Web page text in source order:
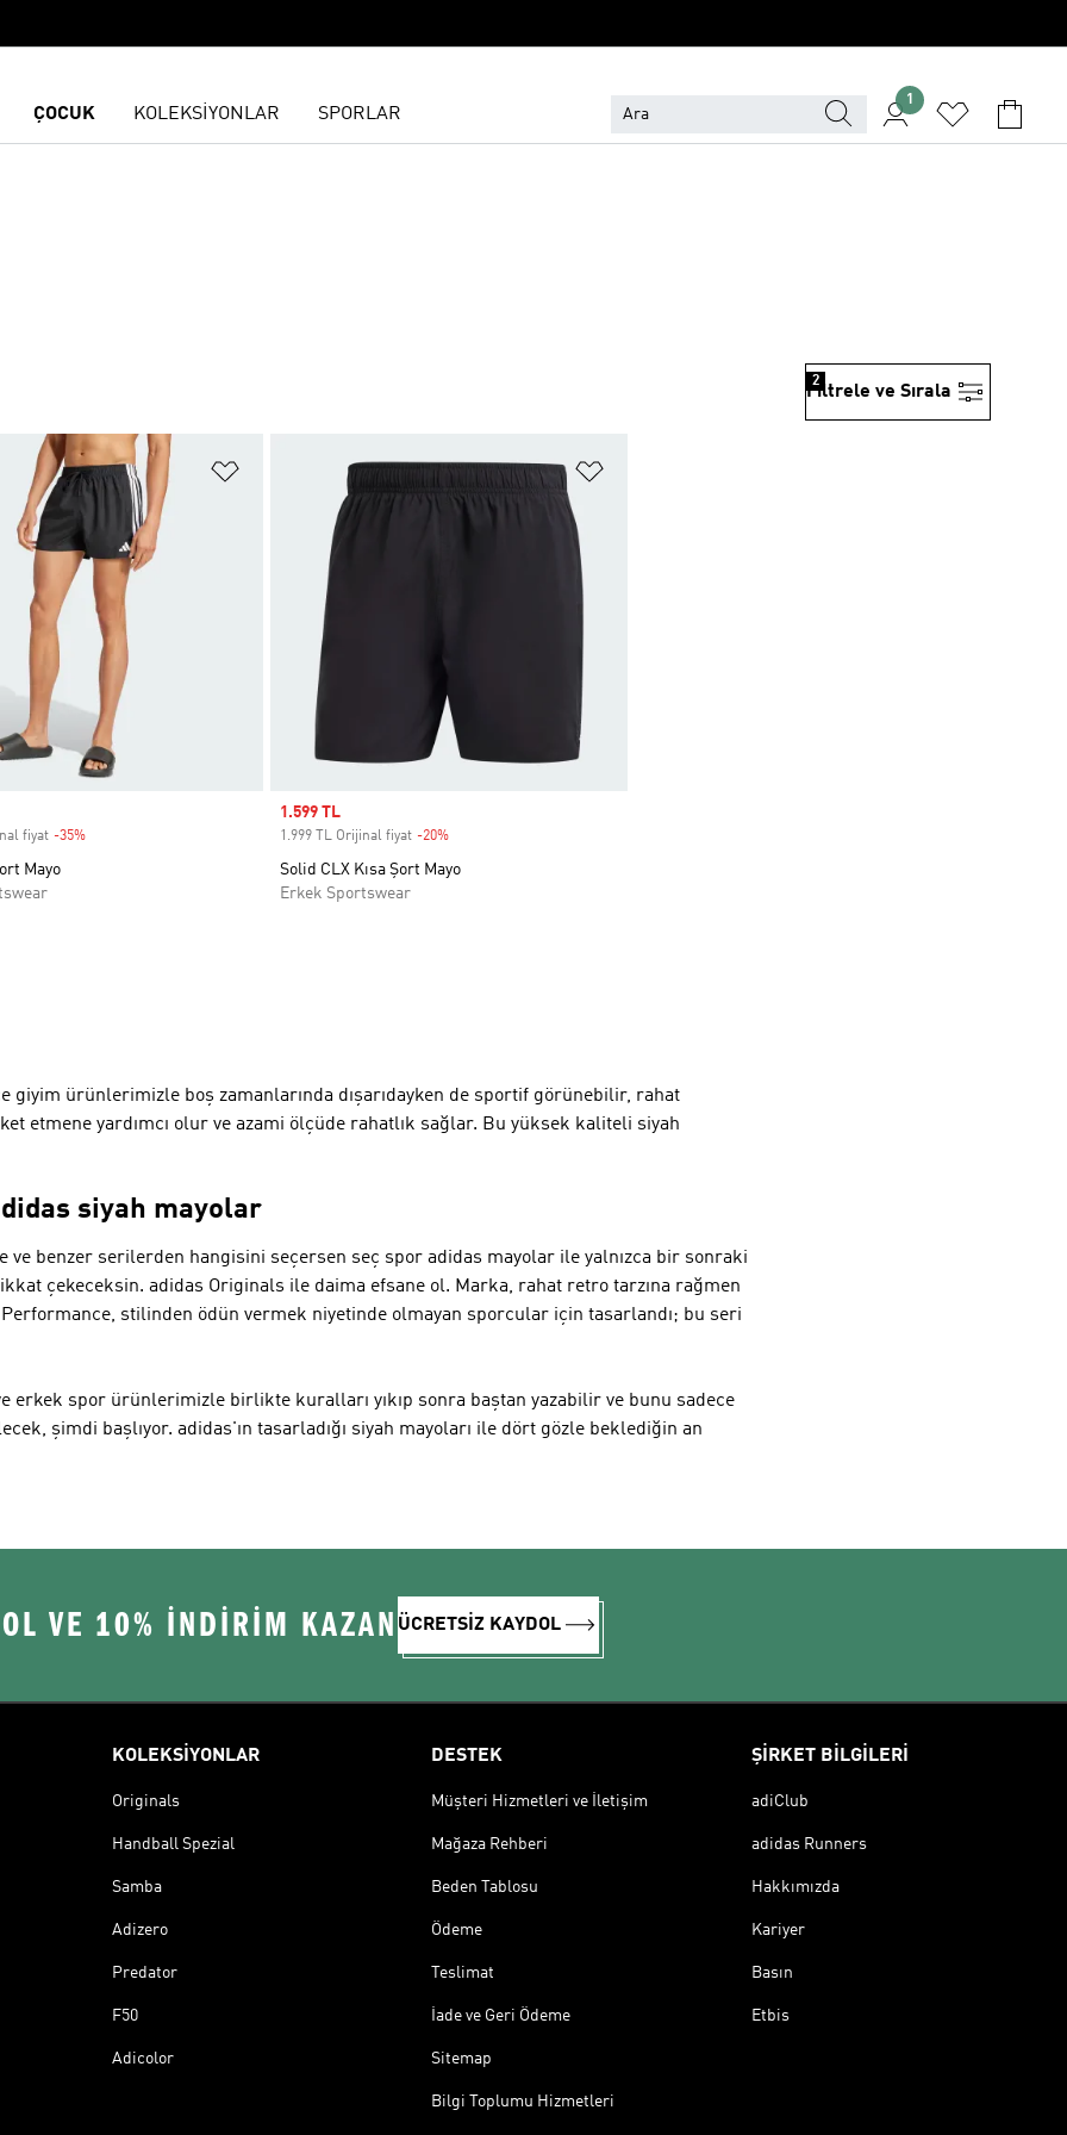
ÇOCUK KOLEKSİYONLAR SPORLAR
1
Filtrele ve Sırala
2
Ekle Favori Listesine Ekle
fiyat -35%Discount
Mayo
Sale price
1.599 TL
1.999 TL Orijinal fiyat -20%
Solid CLX Kısa Şort Mayo
Erkek Sportswear
ürünlerimizle boş zamanlarında dışarıdayken de sportif görünebilir, rahat
etmene yardımcı olur ve azami ölçüde rahatlık sağlar. Bu yüksek kaliteli siyah
siyah mayolar
ve benzer serilerden hangisini seçersen seç spor adidas mayolar ile yalnızca bir sonraki
çekeceksin. adidas Originals ile daima efsane ol. Marka, rahat retro tarzına rağmen
Performance, stilinden ödün vermek niyetinde olmayan sporcular için tasarlandı; bu seri
erkek spor ürünlerimizle birlikte kuralları yıkıp sonra baştan yazabilir ve bunu sadece
şimdi başlıyor. adidas'ın tasarladığı siyah mayoları ile dört gözle beklediğin an
VE 10% İNDİRİM KAZAN ÜCRETSİZ KAYDOL
KOLEKSİYONLAR
Originals
Handball Spezial
Samba
Adizero
Predator
F50
Adicolor
DESTEK
Müşteri Hizmetleri ve İletişim
Mağaza Rehberi
Beden Tablosu
Ödeme
Teslimat
İade ve Geri Ödeme
Sitemap
Bilgi Toplumu Hizmetleri
ŞİRKET BİLGİLERİ
adiClub
adidas Runners
Hakkımızda
Kariyer
Basın
Etbis